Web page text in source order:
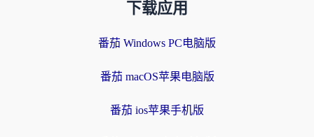
下载应用
番茄 Windows PC电脑版
番茄 macOS苹果电脑版
番茄 ios苹果手机版